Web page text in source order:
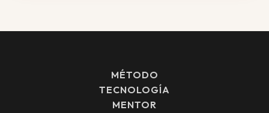
MÉTODO
TECNOLOGÍA
MENTOR